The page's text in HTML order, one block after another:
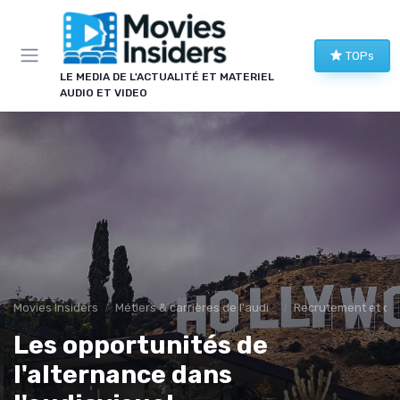
LE MEDIA DE L'ACTUALITÉ ET MATERIEL
AUDIO ET VIDEO
TOPs
Movies Insiders Métiers & carrières de l'audiovisuel Recrutement et
Les opportunités de
l'alternance dans
→ Je rejoins le club
Panneau de gestion des cookies